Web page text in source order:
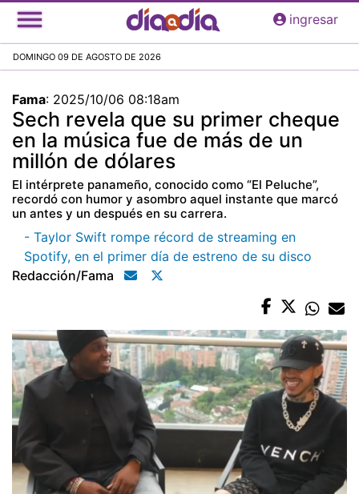
Pasar
al
principal
ingresar
DOMINGO 09 DE AGOSTO DE 2026
Fama: 2025/10/06 08:18am
Sech revela que su primer cheque
en la música fue de más de un
millón de dólares
El intérprete panameño, conocido como “El Peluche”,
recordó con humor y asombro aquel instante que marcó
un antes y un después en su carrera.
- Taylor Swift rompe récord de streaming en
Spotify, en el primer día de estreno de su disco
Redacción/fama